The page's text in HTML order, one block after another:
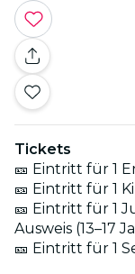
Tickets
🎫 Eintritt für 1
🎫 Eintritt für 1
🎫 Eintritt für 1
Ausweis (13–17
🎫 Eintritt für 1